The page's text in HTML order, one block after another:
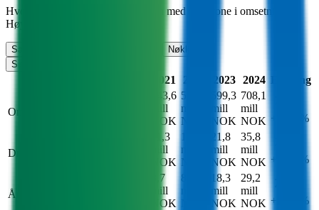
Hvor mye sitter virksomheten igjen med per krone i omsetning?
Høyere er bedre.
Sammendrag
Nøkkeltall
Siste 5 år
2021 2022 2023 2024 Endring
Omsetning
443,6
mill
NOK
520,6
mill
NOK
599,3
mill
NOK
708,1
mill
NOK +18,2 %
Driftsresultat
11,3
mill
NOK
mill
NOK
21,8
mill
NOK
35,8
mill
NOK +64,0 %
Årsresultat
8,7
mill
NOK
8,3
18,3
mill
NOK
29,2
mill
NOK +59,5 %